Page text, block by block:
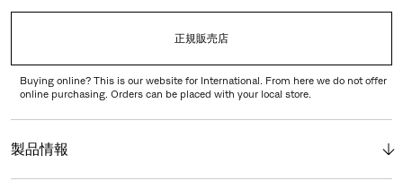
正規販売店
Buying online? This is our website for International. From here we do not offer
online purchasing. Orders can be placed with your local store.
製品情報